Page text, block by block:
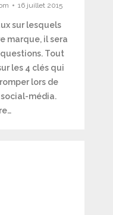
16 juillet 2015
sur lesquels
marque, il sera
Tout
les 4 clés qui
lors de
média.